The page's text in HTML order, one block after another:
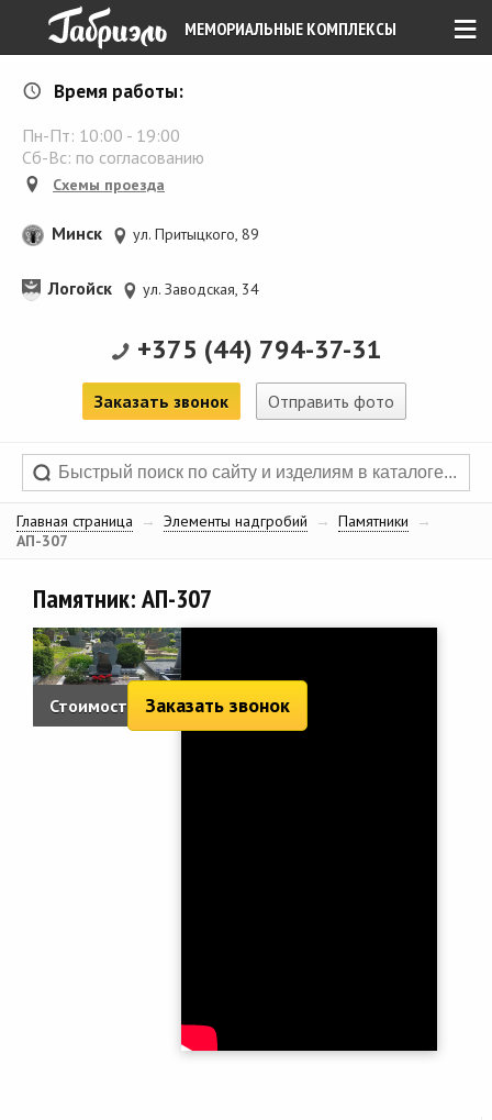
≡
МЕМОРИАЛЬНЫЕ КОМПЛЕКСЫ
Время работы:
Пн-Пт: 10:00 - 19:00
Сб-Вс: по согласованию
Схемы проезда
Минск ул. Притыцкого, 89
Логойск ул. Заводская, 34
+375 (44) 794-37-31
Заказать звонок Отправить фото
Главная страница → Элементы надгробий → Памятники
→
АП-307
Памятник: АП-307
Стоимость: Заказать звонок